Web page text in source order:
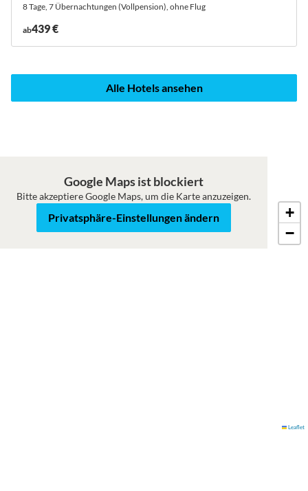
8 Tage, 7 Übernachtungen (Vollpension), ohne Flug
ab439 €
Alle Hotels ansehen
Karte Satellit
+
−
Leaflet
Google Maps ist blockiert
Bitte akzeptiere Google Maps, um die Karte anzuzeigen.
Privatsphäre-Einstellungen ändern